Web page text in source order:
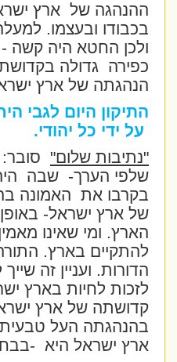
ההנהגה של ארץ
בכבודו ובעצמו.
ולכן החטא היה קשה -
כפירה גדולה בקדושת
הנהגתה של ארץ
התיקון היום לגבי
על ידי כל יהודי.
"נתיבות שלום" סובר:
שלפי הערך- שבה
בקרבו את האמונה
של ארץ ישראל- באופן
הארץ. ומי שאינו מאמין
להתקיים בארץ.
הדורות. ועניין זה שייך
לזכות לחיות בארץ
קדושתה של ארץ
בהנהגתה העל טבעית.
ארץ ישראל היא -